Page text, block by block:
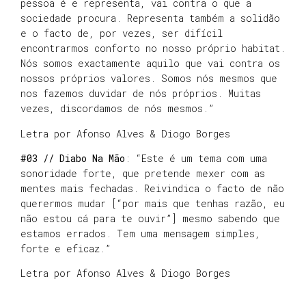
pessoa é e representa, vai contra o que a
sociedade procura. Representa também a solidão
e o facto de, por vezes, ser difícil
encontrarmos conforto no nosso próprio habitat.
Nós somos exactamente aquilo que vai contra os
nossos próprios valores. Somos nós mesmos que
nos fazemos duvidar de nós próprios. Muitas
vezes, discordamos de nós mesmos.”
Letra por Afonso Alves & Diogo Borges
#03 // Diabo Na Mão : “Este é um tema com uma
sonoridade forte, que pretende mexer com as
mentes mais fechadas. Reivindica o facto de não
querermos mudar [“por mais que tenhas razão, eu
não estou cá para te ouvir”] mesmo sabendo que
estamos errados. Tem uma mensagem simples,
forte e eficaz.”
Letra por Afonso Alves & Diogo Borges